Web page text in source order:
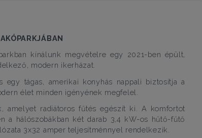
kínálunk megvételre egy 2021-ben épült,
modern ikerházat.
tágas, amerikai konyhás nappali biztosítja a
élet minden igényének megfelel.
amelyet radiátoros fűtés egészít ki. A komfortot
hálószobákban két darab 3,4 kW-os hűtő-fűtő
3x32 amper teljesítménnyel rendelkezik.